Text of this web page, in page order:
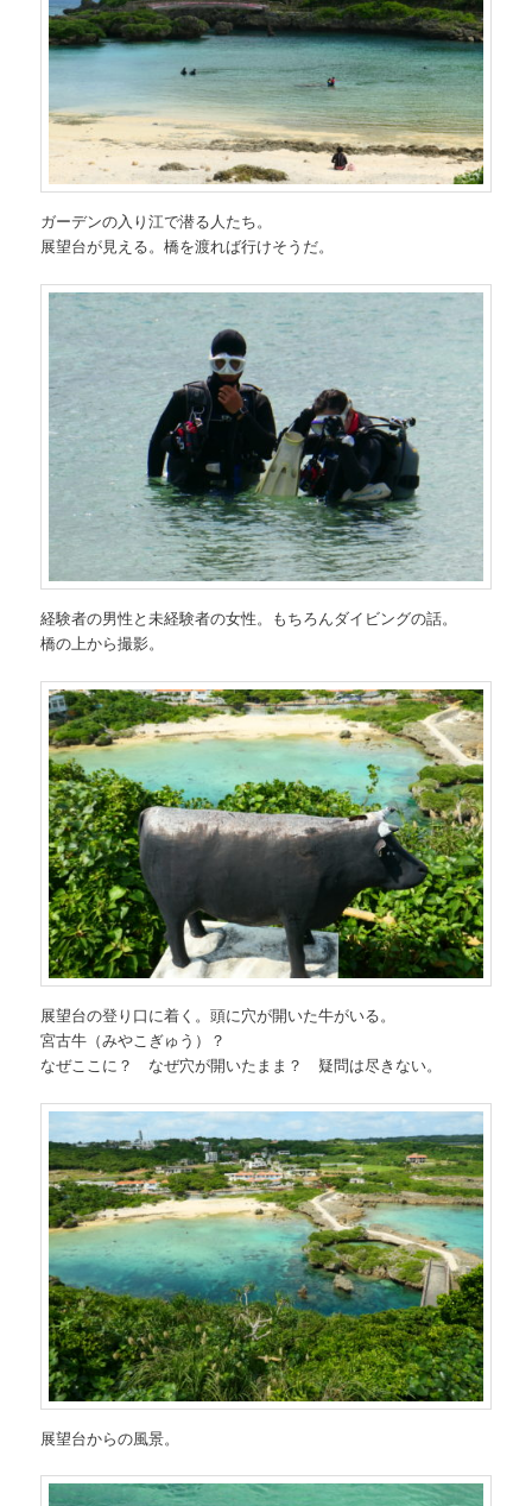
ガーデンの入り江で潜る人たち。
展望台が見える。橋を渡れば行けそうだ。
経験者の男性と未経験者の女性。もちろんダイビングの話。
橋の上から撮影。
展望台の登り口に着く。頭に穴が開いた牛がいる。
宮古牛（みやこぎゅう）？
なぜここに？ なぜ穴が開いたまま？ 疑問は尽きない。
展望台からの風景。